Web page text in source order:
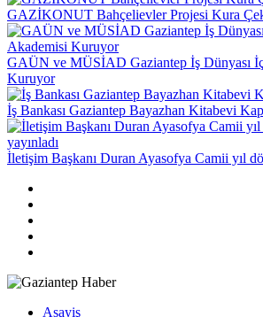
GAZİKONUT Bahçelievler Projesi Kura
GAÜN ve MÜSİAD Gaziantep İş Dünyası
Kuruyor
İş Bankası Gaziantep Bayazhan Kitabevi
İletişim Başkanı Duran Ayasofya Camii yıl
Asayiş